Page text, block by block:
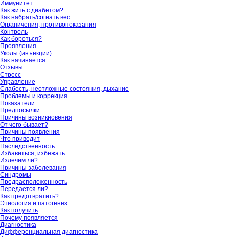
Иммунитет
Как жить с диабетом?
Как набрать/согнать вес
Ограничения, противопоказания
Контроль
Как бороться?
Проявления
Уколы (инъекции)
Как начинается
Отзывы
Стресс
Управление
Слабость, неотложные состояния, дыхание
Проблемы и коррекция
Показатели
Предпосылки
Причины возникновения
От чего бывает?
Причины появления
Что приводит
Наследственность
Избавиться, избежать
Излечим ли?
Причины заболевания
Синдромы
Предрасположенность
Передается ли?
Как предотвратить?
Этиология и патогенез
Как получить
Почему появляется
Диагностика
Дифференциальная диагностика